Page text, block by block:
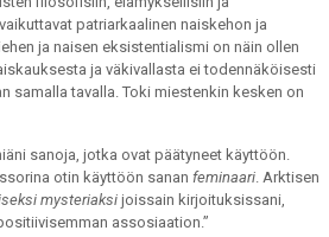
patriarkaalinen naiskehon ja
ja naisen eksistentialismi on näin ollen
ja väkivallasta ei todennäköisesti
samalla tavalla. Toki miestenkin kesken on
sanoja, jotka ovat päätyneet käyttöön.
otin käyttöön sananfeminaari. Arktisen
mysteriaksi joissain kirjoituksissani,
assosiaation.”